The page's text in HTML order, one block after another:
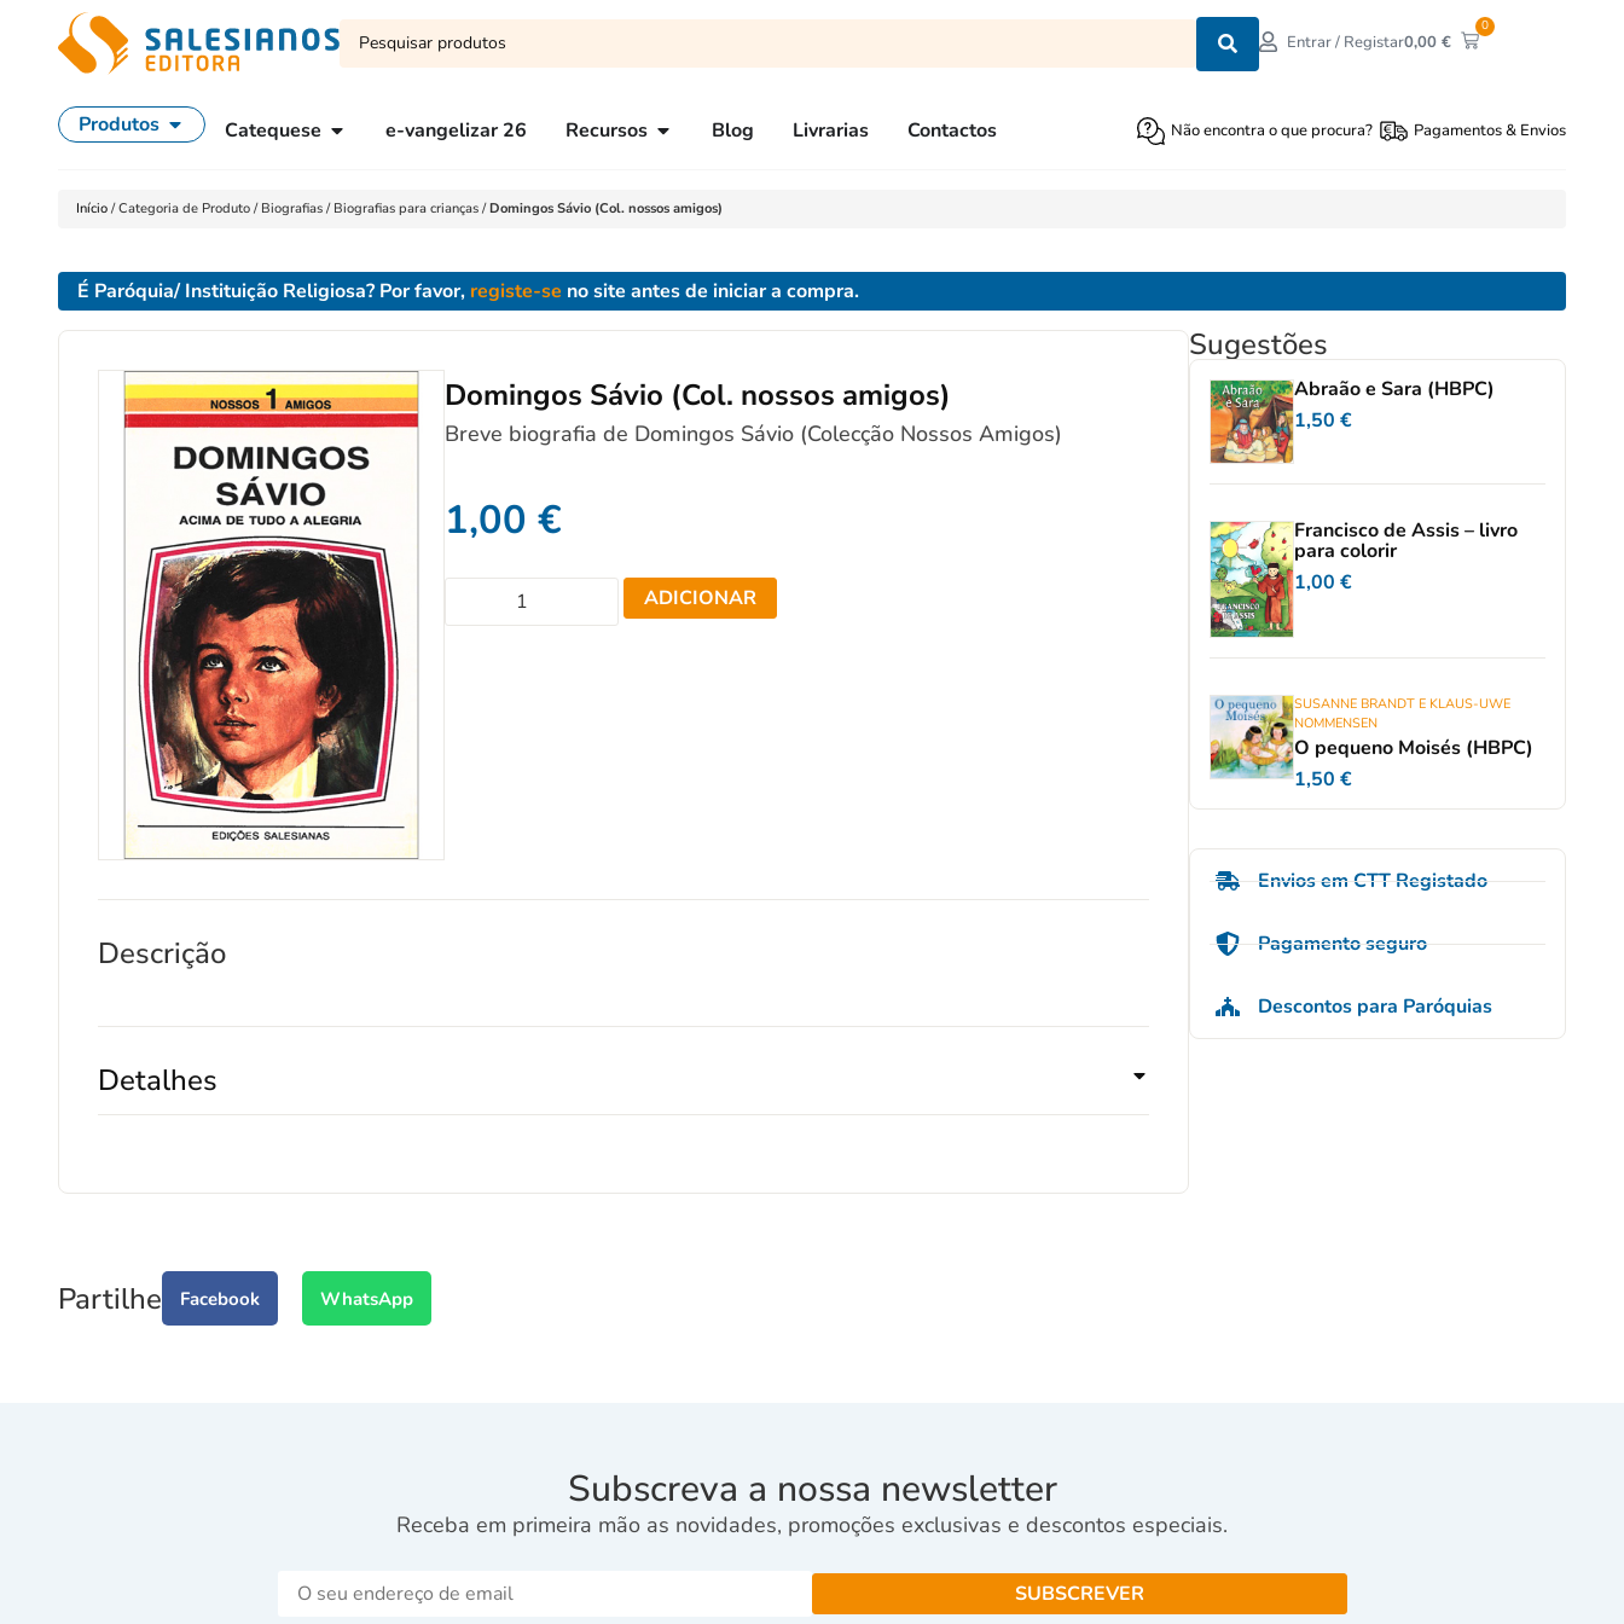
Entrar / Registar0,00€
0
Produtos Catequese e-vangelizar 26 Recursos Blog Livrarias Contactos Não encontra o que procura? Pagamentos & Envios
Início /Categoria de Produto / Biografias / Biografias para crianças /Domingos Sávio (Col. nossos amigos)
É Paróquia/ Instituição Religiosa? Por favor, registe-se no site antes de iniciar a compra.
Domingos Sávio (Col. nossos amigos)
Breve biografia de Domingos Sávio (Colecção Nossos Amigos)
1,00€
ADICIONAR
Descrição
Detalhes
Sugestões
Abraão e Sara (HBPC)
1,50 €
Francisco de Assis – livro
para colorir
1,00 €
SUSANNE BRANDT E KLAUS-UWE
NOMMENSEN
O pequeno Moisés (HBPC)
1,50 €
Envios em CTT Registado
Pagamento seguro
Descontos para Paróquias
Partilhe Facebook WhatsApp
Subscreva a nossa newsletter
Receba em primeira mão as novidades, promoções exclusivas e descontos especiais.